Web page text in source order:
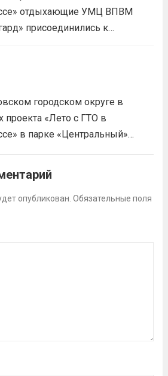
отдыхающие УМЦ ВПВМ
присоединились к
не просто проверкой
спорта.Поддерживая друг
юноши и девушки показывают
результаты, подтверждая,...
городском округе в
проекта «Лето с ГТО в
в парке «Центральный»
комплекса «Готов к труду
(ГТО)!Все желающие
нормативов ВФСК ГТО️⁣⁣⠀Те,
опубликован. Обязательные поля